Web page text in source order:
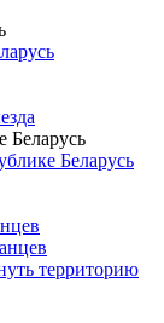
Беларусь
Беларусь
территорию